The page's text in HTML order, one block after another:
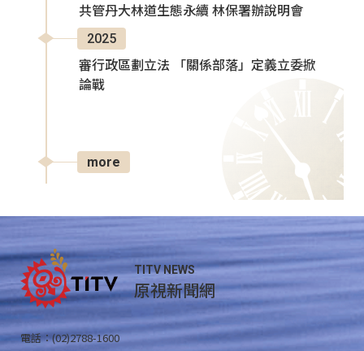
共管丹大林道生態永續 林保署辦說明會
2025
審行政區劃立法 「關係部落」定義立委掀
論戰
more
TITV NEWS
原視新聞網
電話：(02)2788-1600